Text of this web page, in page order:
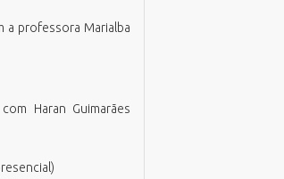
a professora Marialba
Haran Guimarães